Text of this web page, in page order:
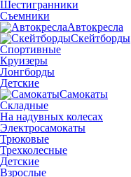
Шестигранники
Съемники
Автокресла
Скейтборды
Спортивные
Круизеры
Лонгборды
Детские
Самокаты
Складные
На надувных колесах
Электросамокаты
Трюковые
Трехколесные
Детские
Взрослые